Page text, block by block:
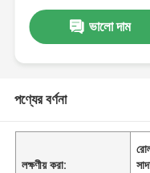
ভালো দাম
পণ্যের বর্ণনা
লক্ষণীয় করা: